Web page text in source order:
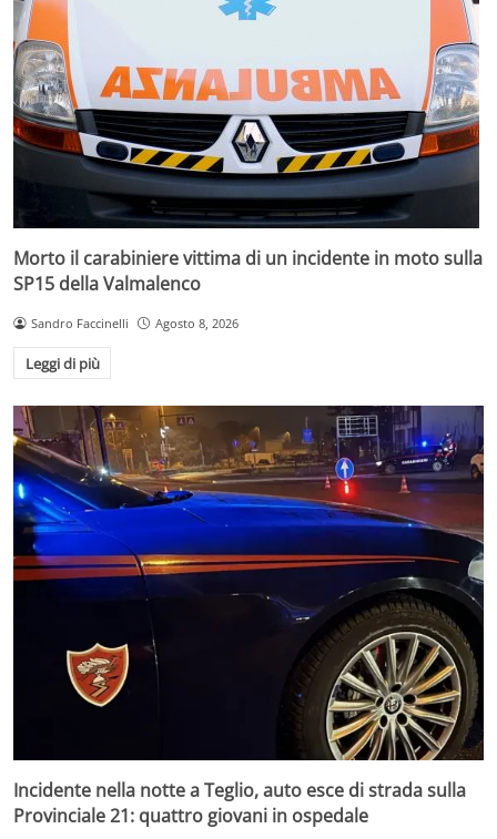
Morto il carabiniere vittima di un incidente in moto sulla
SP15 della Valmalenco
Sandro Faccinelli Agosto 8, 2026
Leggi di più
Incidente nella notte a Teglio, auto esce di strada sulla
Provinciale 21: quattro giovani in ospedale